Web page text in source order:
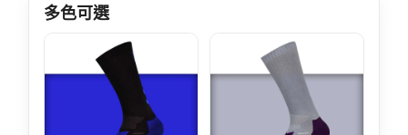
多色可選